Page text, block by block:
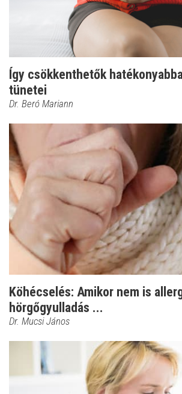
Így csökkenthetők
tünetei
Dr. Beró Mariann
Köhécselés: Amikor nem is
hörgőgyulladás ...
Dr. Mucsi János